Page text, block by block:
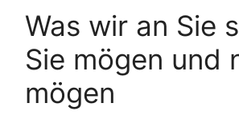
Was wir an Sie
Sie mögen und
mögen